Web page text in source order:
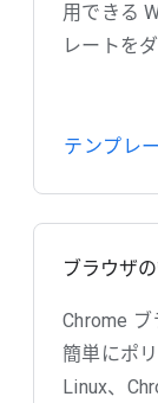
用できる
レートを
テンプレ
ブラウザ
Chrome ブ
簡単にポ
Linux、